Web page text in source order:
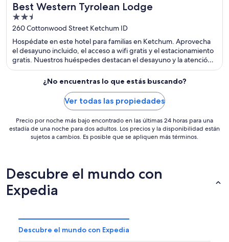
Best Western Tyrolean Lodge
2.5
out
of
5
260 Cottonwood Street Ketchum ID
Hospédate en este hotel para familias en Ketchum. Aprovecha
el desayuno incluido, el acceso a wifi gratis y el estacionamiento
gratis. Nuestros huéspedes destacan el desayuno y la atención
del personal en sus opiniones. Estarás muy cerca de atracciones
como Sun Valley Ski Resort (estación de esquí) y Sun Valley
Museum of History.
¿No encuentras lo que estás buscando?
Ver todas las propiedades
Precio por noche más bajo encontrado en las últimas 24 horas para una
estadía de una noche para dos adultos. Los precios y la disponibilidad están
sujetos a cambios. Es posible que se apliquen más términos.
Descubre el mundo con
Expedia
Descubre el mundo con Expedia